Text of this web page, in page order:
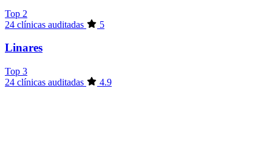
Top 2
24 clínicas auditadas
5
Linares
Top 3
24 clínicas auditadas
4.9